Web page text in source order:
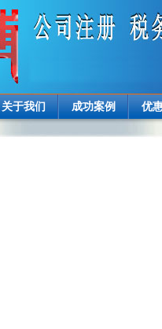
关于我们 成功案例 优